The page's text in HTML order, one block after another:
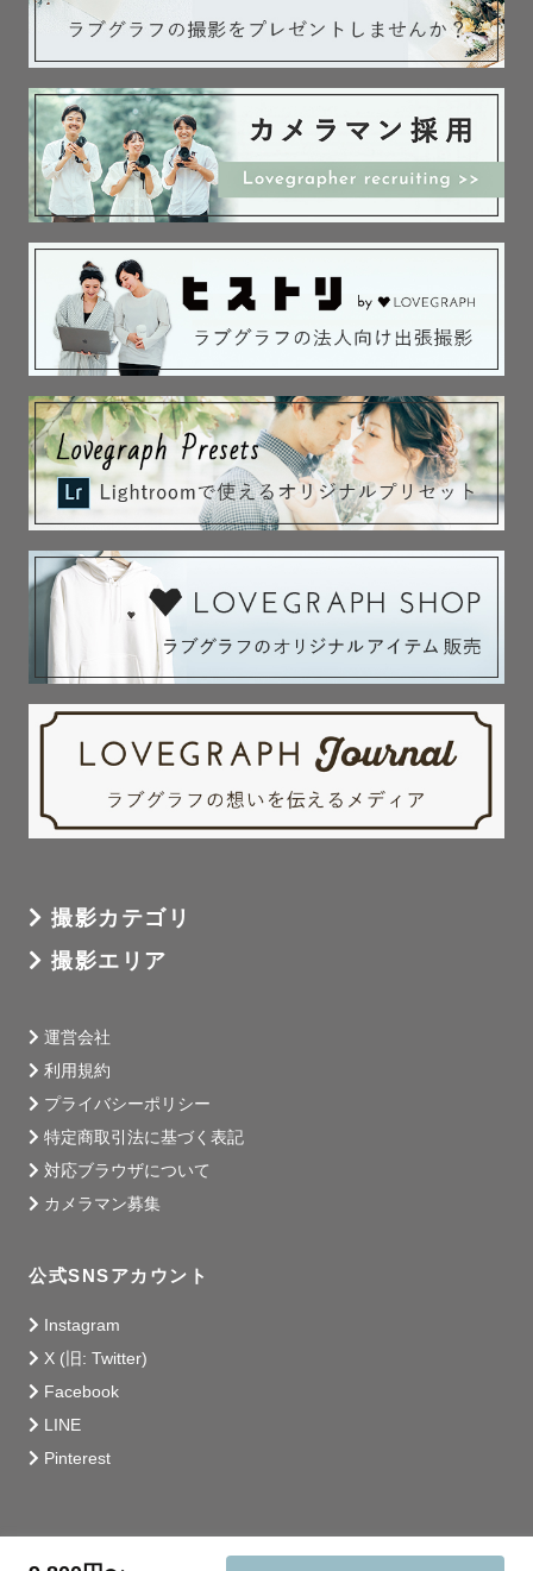
撮影カテゴリ
撮影エリア
運営会社
利用規約
プライバシーポリシー
特定商取引法に基づく表記
対応ブラウザについて
カメラマン募集
公式SNSアカウント
Instagram
X (旧: Twitter)
Facebook
LINE
Pinterest